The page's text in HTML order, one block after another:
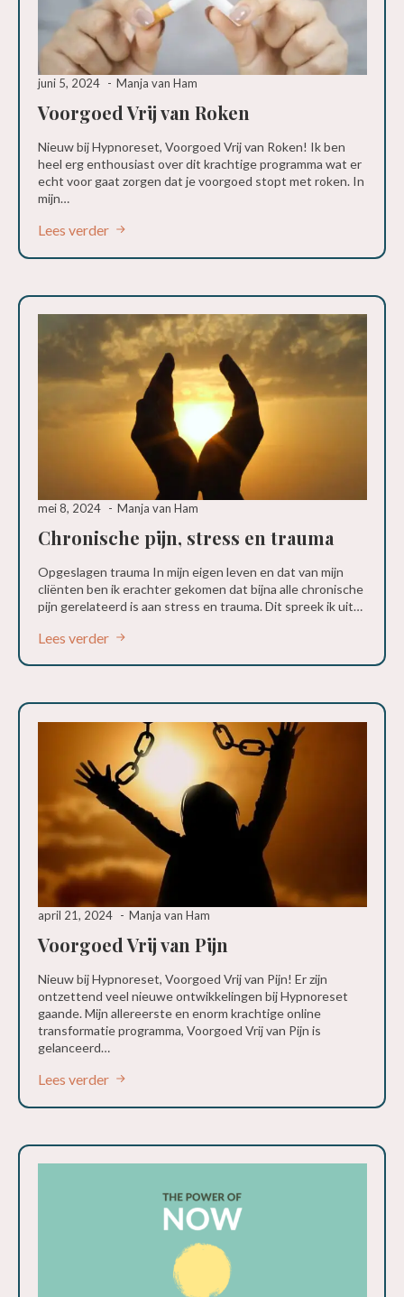
Voorgoed Vrij van Roken
juni 5, 2024 Manja van Ham
Nieuw bij Hypnoreset, Voorgoed Vrij van Roken! Ik ben
heel erg enthousiast over dit krachtige programma wat er
echt voor gaat zorgen dat je voorgoed stopt met roken. In
mijn…
Lees verder
Chronische pijn, stress en trauma
mei 8, 2024 Manja van Ham
Opgeslagen trauma In mijn eigen leven en dat van mijn
cliënten ben ik erachter gekomen dat bijna alle chronische
pijn gerelateerd is aan stress en trauma. Dit spreek ik uit…
Lees verder
Voorgoed Vrij van Pijn
april 21, 2024 Manja van Ham
Nieuw bij Hypnoreset, Voorgoed Vrij van Pijn! Er zijn
ontzettend veel nieuwe ontwikkelingen bij Hypnoreset
gaande. Mijn allereerste en enorm krachtige online
transformatie programma, Voorgoed Vrij van Pijn is
gelanceerd…
Lees verder